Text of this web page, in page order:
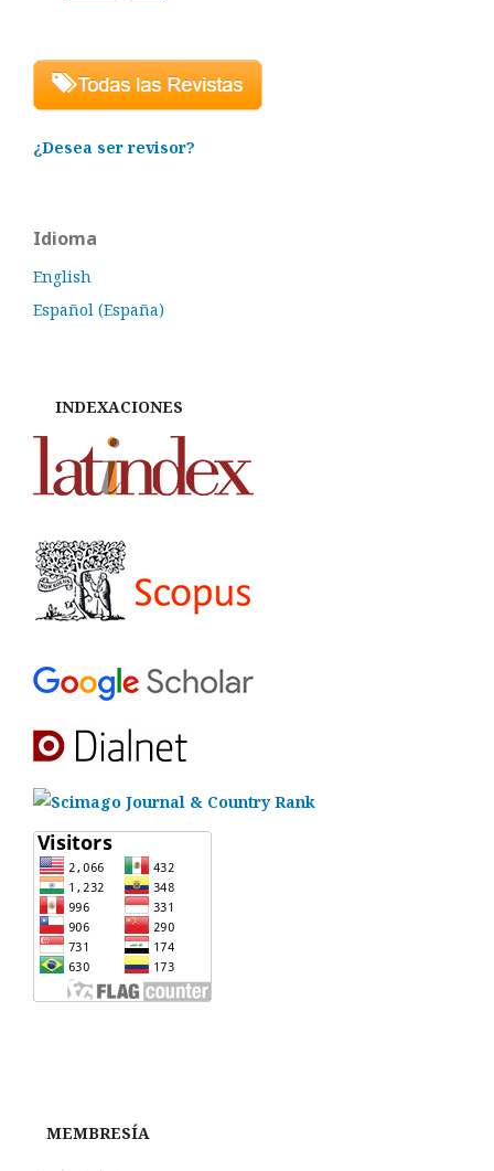
¿Desea ser revisor?
Idioma
English
Español (España)
INDEXACIONES
MEMBRESÍA